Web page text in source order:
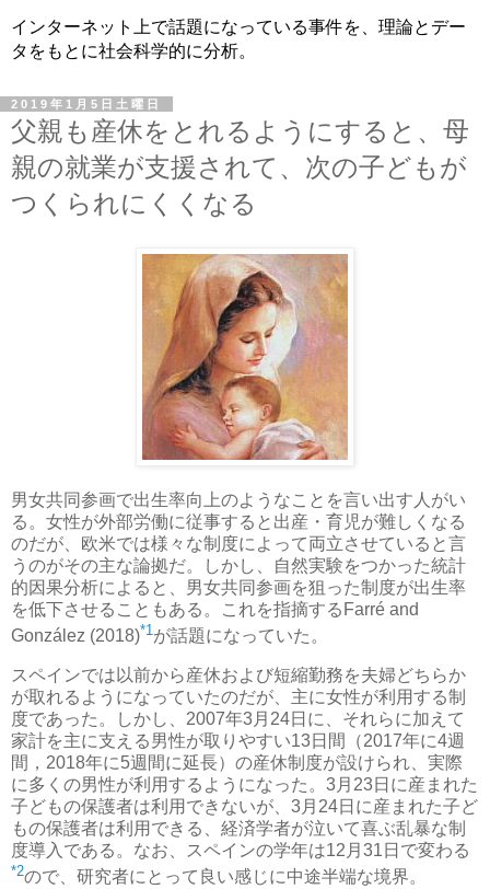
インターネット上で話題になっている事件を、理論とデー
タをもとに社会科学的に分析。
2019年1月5日土曜日
父親も産休をとれるようにすると、母
親の就業が支援されて、次の子どもが
つくられにくくなる
男女共同参画で出生率向上のようなことを言い出す人がい
る。女性が外部労働に従事すると出産・育児が難しくなる
のだが、欧米では様々な制度によって両立させていると言
うのがその主な論拠だ。しかし、自然実験をつかった統計
的因果分析によると、男女共同参画を狙った制度が出生率
を低下させることもある。これを指摘するFarré and
González (2018)*1 が話題になっていた。
スペインでは以前から産休および短縮勤務を夫婦どちらか
が取れるようになっていたのだが、主に女性が利用する制
度であった。しかし、2007年3月24日に、それらに加えて
家計を主に支える男性が取りやすい13日間（2017年に4週
間，2018年に5週間に延長）の産休制度が設けられ、実際
に多くの男性が利用するようになった。3月23日に産まれた
子どもの保護者は利用できないが、3月24日に産まれた子ど
もの保護者は利用できる、経済学者が泣いて喜ぶ乱暴な制
度導入である。なお、スペインの学年は12月31日で変わる
*2ので、研究者にとって良い感じに中途半端な境界。